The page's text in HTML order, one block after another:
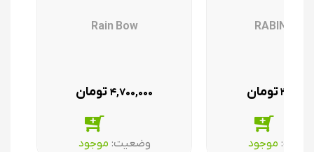
RABIN BOW
تومان
موجود
Rain Bow
۴,۷۰۰,۰۰۰ تومان
وضعیت:‌ موجود